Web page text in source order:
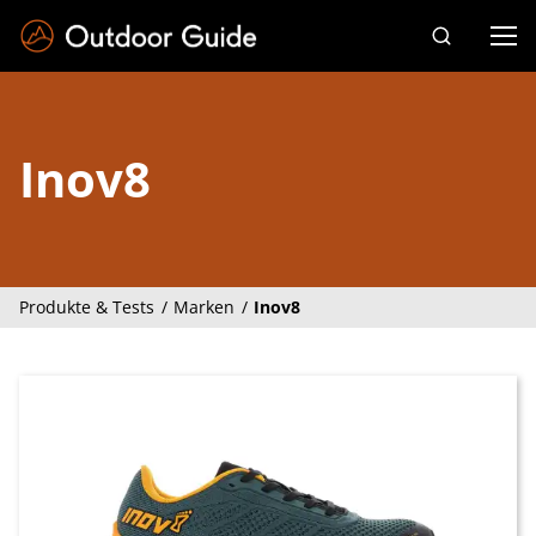
Inov8
Produkte & Tests Marken Inov8